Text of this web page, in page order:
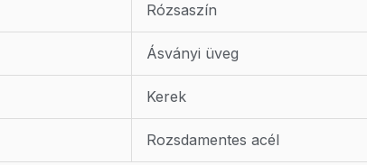
Rózsaszín
Ásványi üveg
Kerek
Rozsdamentes acél